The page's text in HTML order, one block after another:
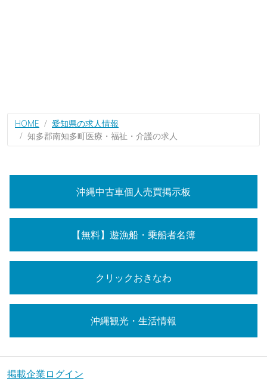
HOME
愛知県の求人情報
知多郡南知多町医療・福祉・介護の求人
沖縄中古車個人売買掲示板
【無料】遊漁船・乗船者名簿
クリックおきなわ
沖縄観光・生活情報
掲載企業ログイン